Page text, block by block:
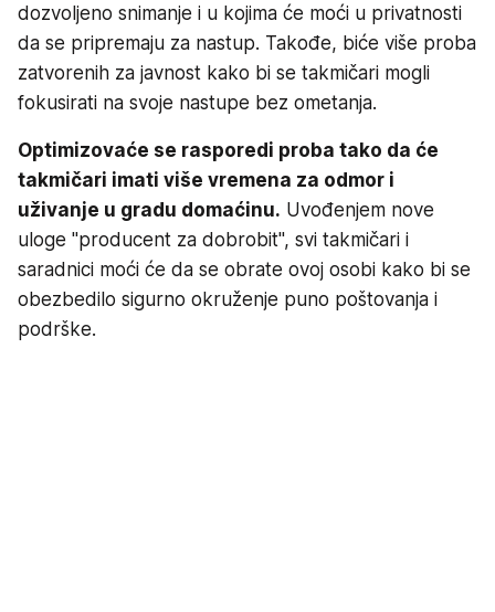
dozvoljeno snimanje i u kojima će moći u privatnosti
da se pripremaju za nastup. Takođe, biće više proba
zatvorenih za javnost kako bi se takmičari mogli
fokusirati na svoje nastupe bez ometanja.
Optimizovaće se rasporedi proba tako da će
takmičari imati više vremena za odmor i
uživanje u gradu domaćinu. Uvođenjem nove
uloge "producent za dobrobit", svi takmičari i
saradnici moći će da se obrate ovoj osobi kako bi se
obezbedilo sigurno okruženje puno poštovanja i
podrške.